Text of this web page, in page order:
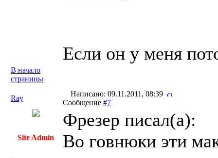
Если он у меня
В начало
страницы
Ray
Написано: 09.11.2011, 08:39
Сообщение #7
Site Admin
Фрезер писал(a):
Во говнюки эти